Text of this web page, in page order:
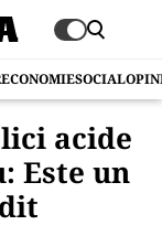
ECONOMIESOCIAL
acide
Este un